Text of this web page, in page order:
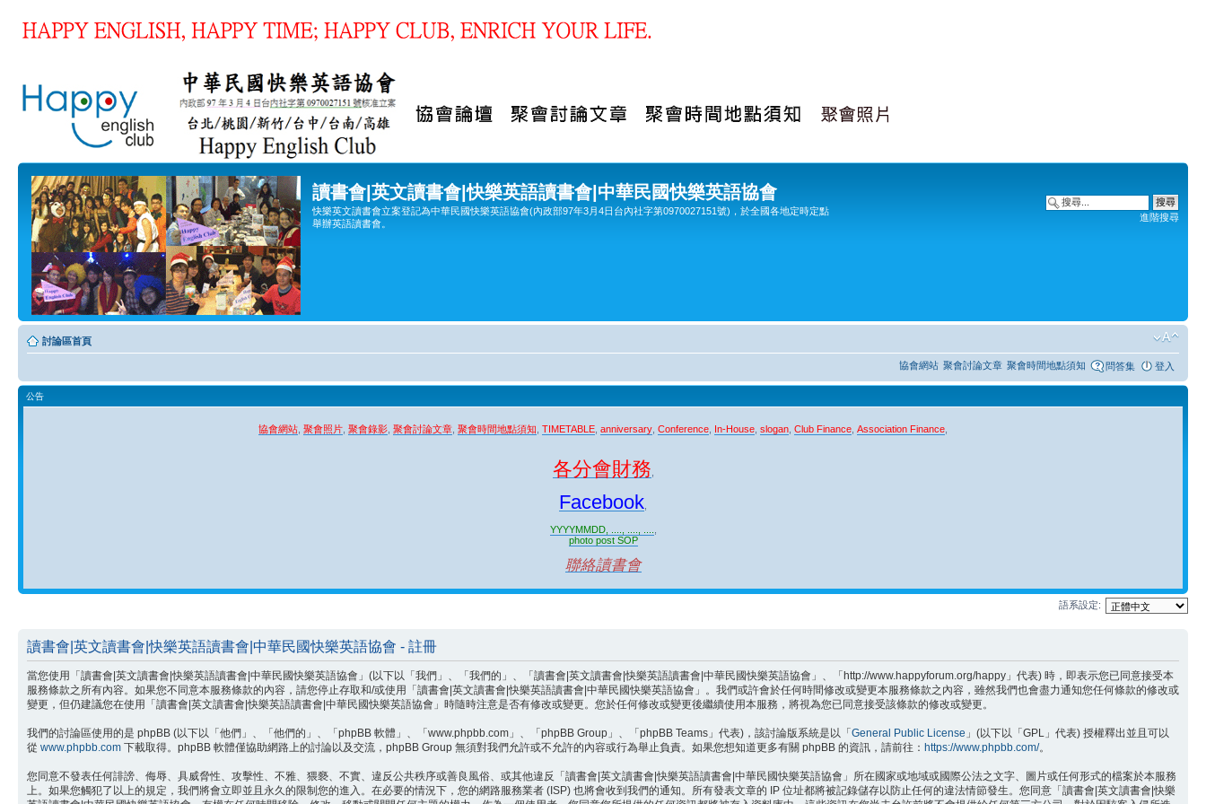
讀書會|英文讀書會|快樂英語讀書會|中華民國快樂英語協會
快樂英文讀書會立案登記為中華民國快樂英語協會(內政部97年3月4日台內社字第0970027151號)，於全國各地定時定點
舉辦英語讀書會。
進階搜尋
討論區首頁
協會網站 聚會討論文章 聚會時間地點須知 問答集 登入
公告
協會網站 聚會照片 聚會錄影 聚會討論文章 聚會時間地點須知 TIMETABLE anniversary Conference In-House slogan Club Finance Association Finance
各分會財務
Facebook
YYYYMMDD, ...., ...., ....
photo post SOP
聯絡讀書會
語系設定:
讀書會|英文讀書會|快樂英語讀書會|中華民國快樂英語協會 - 註冊
當您使用「讀書會|英文讀書會|快樂英語讀書會|中華民國快樂英語協會」(以下以「我們」、「我們的」、「讀書會|英文讀書會|快樂英語讀書會|中華民國快樂英語協會」、「http://www.happyforum.org/happy」代表) 時，即表示您已同意接受本
服務條款之所有內容。如果您不同意本服務條款的內容，請您停止存取和/或使用「讀書會|英文讀書會|快樂英語讀書會|中華民國快樂英語協會」。我們或許會於任何時間修改或變更本服務條款之內容，雖然我們也會盡力通知您任何條款的修改或
變更，但仍建議您在使用「讀書會|英文讀書會|快樂英語讀書會|中華民國快樂英語協會」時隨時注意是否有修改或變更。您於任何修改或變更後繼續使用本服務，將視為您已同意接受該條款的修改或變更。
我們的討論區使用的是 phpBB (以下以「他們」、「他們的」、「phpBB 軟體」、「www.phpbb.com」、「phpBB Group」、「phpBB Teams」代表)，該討論版系統是以「General Public License 」(以下以「GPL」代表) 授權釋出並且可以
從 www.phpbb.com 下載取得。phpBB 軟體僅協助網路上的討論以及交流，phpBB Group 無須對我們允許或不允許的內容或行為舉止負責。如果您想知道更多有關 phpBB 的資訊，請前往： https://www.phpbb.com/。
您同意不發表任何誹謗、侮辱、具威脅性、攻擊性、不雅、猥褻、不實、違反公共秩序或善良風俗、或其他違反「讀書會|英文讀書會|快樂英語讀書會|中華民國快樂英語協會」所在國家或地域或國際公法之文字、圖片或任何形式的檔案於本服務
上。如果您觸犯了以上的規定，我們將會立即並且永久的限制您的進入。在必要的情況下，您的網路服務業者 (ISP) 也將會收到我們的通知。所有發表文章的 IP 位址都將被記錄儲存以防止任何的違法情節發生。您同意「讀書會|英文讀書會|快樂